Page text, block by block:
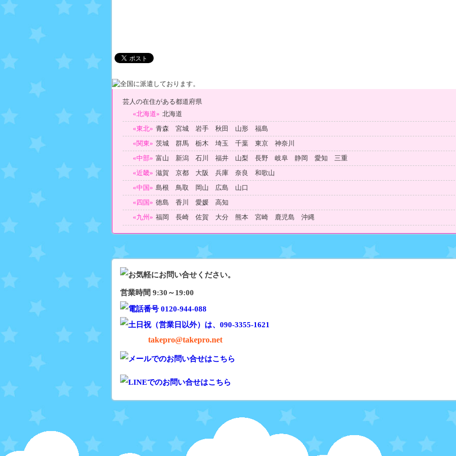
芸人の在住がある都道府県
«北海道» 北海道
«東北» 青森 宮城 岩手 秋田 山形 福島
«関東» 茨城 群馬 栃木 埼玉 千葉 東京 神奈川
«中部» 富山 新潟 石川 福井 山梨 長野 岐阜 静岡 愛知 三重
«近畿» 滋賀 京都 大阪 兵庫 奈良 和歌山
«中国» 島根 鳥取 岡山 広島 山口
«四国» 徳島 香川 愛媛 高知
«九州» 福岡 長崎 佐賀 大分 熊本 宮崎 鹿児島 沖縄
営業時間 9:30～19:00
takepro@takepro.net